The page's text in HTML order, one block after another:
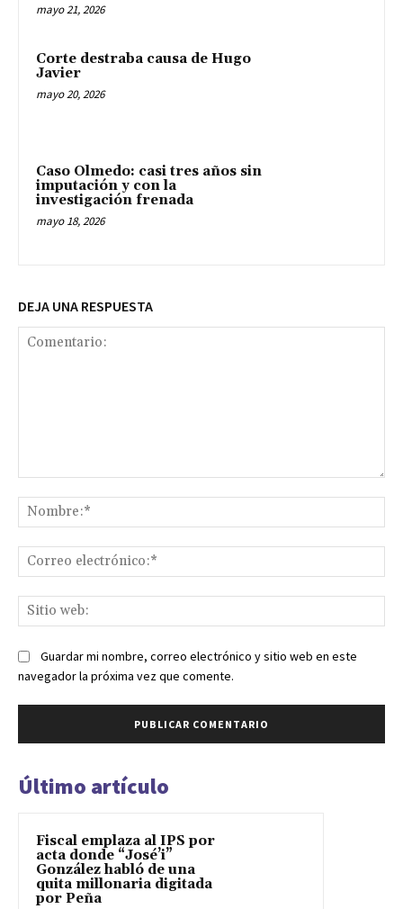
mayo 21, 2026
Corte destraba causa de Hugo
Javier
mayo 20, 2026
Caso Olmedo: casi tres años sin
imputación y con la
investigación frenada
mayo 18, 2026
DEJA UNA RESPUESTA
Guardar mi nombre, correo electrónico y sitio web en este
navegador la próxima vez que comente.
Último artículo
Fiscal emplaza al IPS por
acta donde “José’i”
González habló de una
quita millonaria digitada
por Peña